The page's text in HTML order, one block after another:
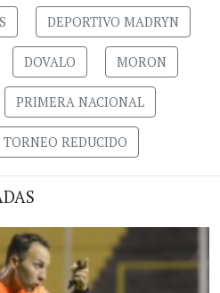
DEPORTIVO MADRYN
DOVALO MORON
PRIMERA NACIONAL
TORNEO REDUCIDO